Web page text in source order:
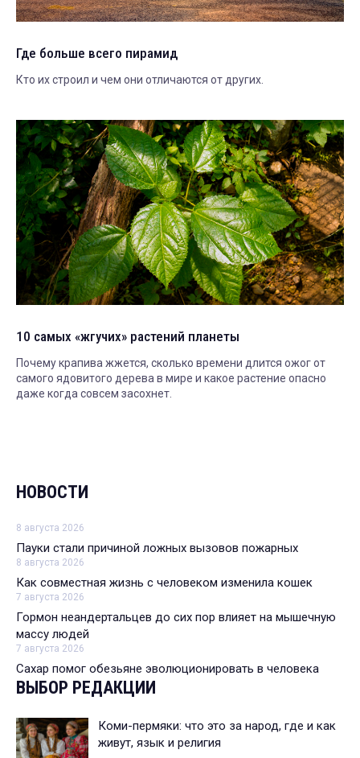
Где больше всего пирамид
Кто их строил и чем они отличаются от других.
10 самых «жгучих» растений планеты
Почему крапива жжется, сколько времени длится ожог от
самого ядовитого дерева в мире и какое растение опасно
даже когда совсем засохнет.
НОВОСТИ
8 августа 2026
Пауки стали причиной ложных вызовов пожарных
8 августа 2026
Как совместная жизнь с человеком изменила кошек
7 августа 2026
Гормон неандертальцев до сих пор влияет на мышечную
массу людей
7 августа 2026
Сахар помог обезьяне эволюционировать в человека
ВЫБОР РЕДАКЦИИ
Коми-пермяки: что это за народ, где и как
живут, язык и религия